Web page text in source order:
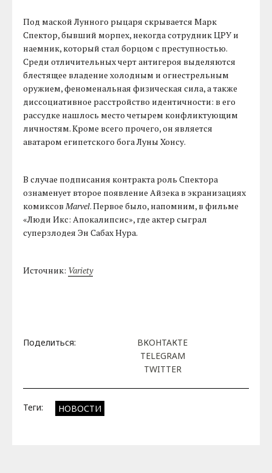
Под маской Лунного рыцаря скрывается Марк
Спектор, бывший морпех, некогда сотрудник ЦРУ и
наемник, который стал борцом с преступностью.
Среди отличительных черт антигероя выделяются
блестящее владение холодным и огнестрельным
оружием, феноменальная физическая сила, а также
диссоциативное расстройство идентичности: в его
рассудке нашлось место четырем конфликтующим
личностям. Кроме всего прочего, он является
аватаром египетского бога Луны Хонсу.
В случае подписания контракта роль Спектора
ознаменует второе появление Айзека в экранизациях
комиксовMarvel. Первое было, напомним, в фильме
«Люди Икс: Апокалипсис», где актер сыграл
суперзлодея Эн Сабах Нура.
Источник: Variety
Поделиться:
ВКОНТАКТЕ
TELEGRAM
TWITTER
Теги: НОВОСТИ